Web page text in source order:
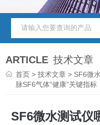
ARTICLE 技术文章
首页 >技术文章 > SF6微
脉SF6气体“健康”关键指标
SF6微水测试仪